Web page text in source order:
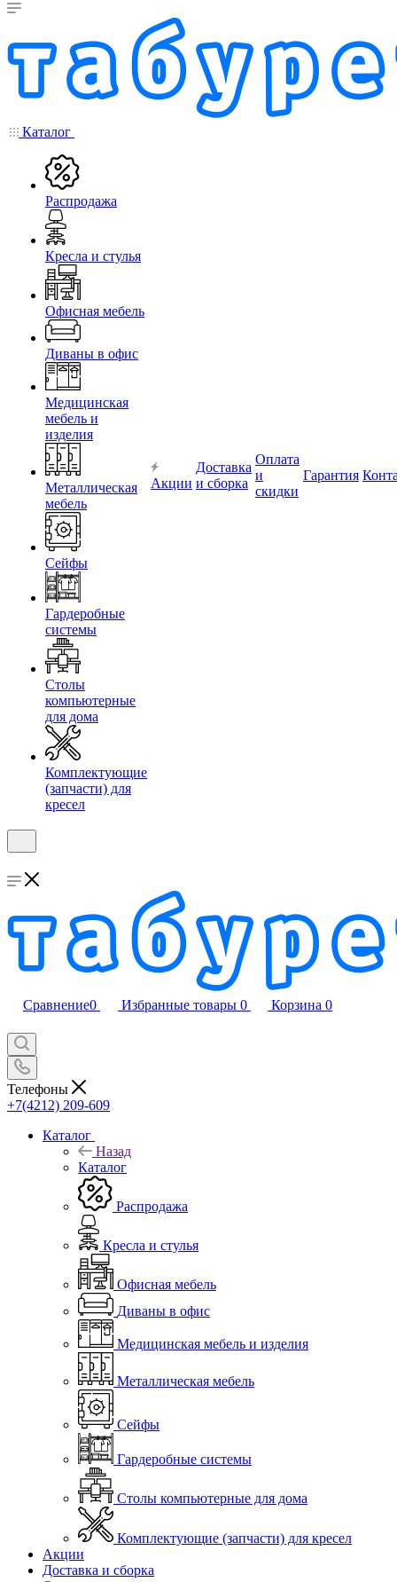
Каталог
Распродажа
Кресла и стулья
Офисная мебель
Диваны в офис
Медицинская
мебель и
изделия
Металлическая
мебель
Сейфы
Гардеробные
системы
Столы
компьютерные
для дома
Комплектующие
(запчасти) для
кресел
Акции
Доставка
и сборка
Оплата
и
скидки
Гарантия
Сравнение0 Избранные товары 0 Корзина 0
Телефоны
+7(4212) 209-609
Каталог
Назад
Каталог
Распродажа
Кресла и стулья
Офисная мебель
Диваны в офис
Медицинская мебель и изделия
Металлическая мебель
Сейфы
Гардеробные системы
Столы компьютерные для дома
Комплектующие (запчасти) для кресел
Акции
Доставка и сборка